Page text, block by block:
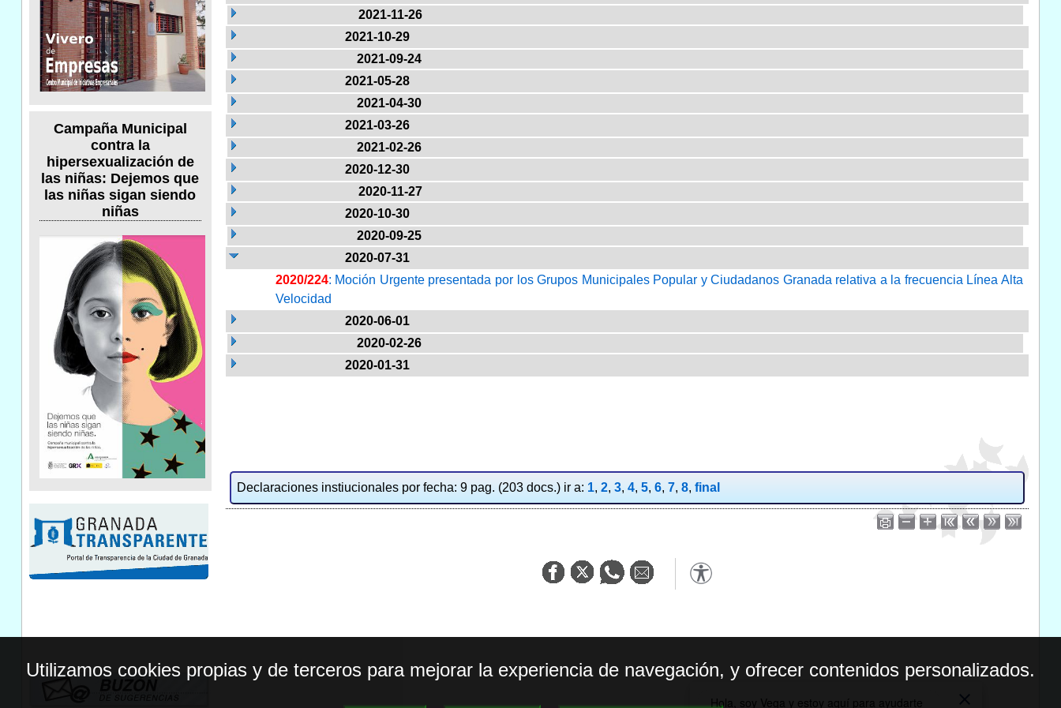
Campaña Municipal
contra la
hipersexualización de
las niñas: Dejemos que
las niñas sigan siendo
niñas
2021-11-26
2021-10-29
2021-09-24
2021-05-28
2021-04-30
2021-03-26
2021-02-26
2020-12-30
2020-11-27
2020-10-30
2020-09-25
2020-07-31
2020/224: Moción Urgente presentada por los Grupos Municipales Popular y Ciudadanos Granada relativa a la frecuencia Línea Alta
Velocidad
2020-06-01
2020-02-26
2020-01-31
Declaraciones instiucionales por fecha: 9 pag. (203 docs.) ir a: 1, 2, 3, 4, 5, 6, 7, 8, final
Utilizamos cookies propias y de terceros para mejorar la experiencia de navegación, y ofrecer contenidos personalizados.